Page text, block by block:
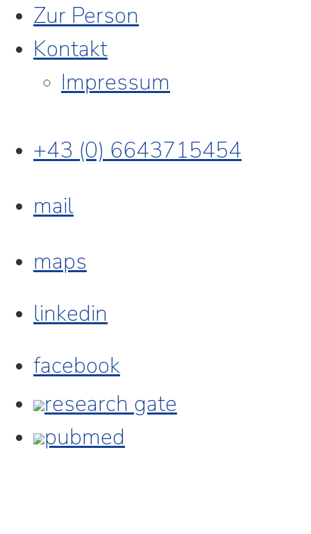
Zur Person
Kontakt
Impressum
+43 (0) 6643715454
mail
maps
linkedin
facebook
research gate
pubmed